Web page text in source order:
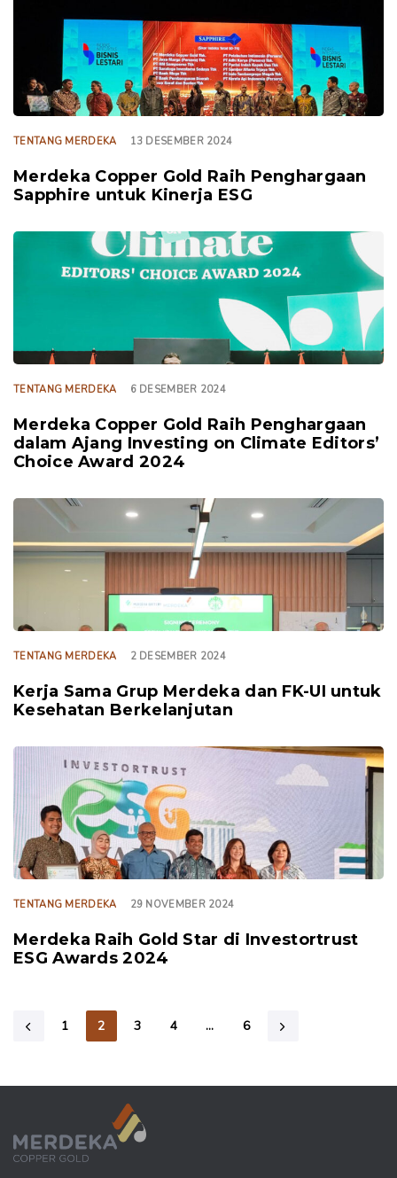
TENTANG MERDEKA 13 DESEMBER 2024
Merdeka Copper Gold Raih Penghargaan
Sapphire untuk Kinerja ESG
TENTANG MERDEKA 6 DESEMBER 2024
Merdeka Copper Gold Raih Penghargaan
dalam Ajang Investing on Climate Editors’
Choice Award 2024
TENTANG MERDEKA 2 DESEMBER 2024
Kerja Sama Grup Merdeka dan FK-UI untuk
Kesehatan Berkelanjutan
TENTANG MERDEKA 29 NOVEMBER 2024
Merdeka Raih Gold Star di Investortrust
ESG Awards 2024
1 2 3 4 … 6